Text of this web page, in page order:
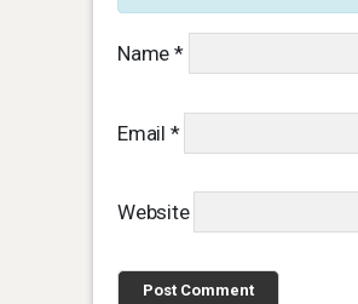
Name *
Email *
Website